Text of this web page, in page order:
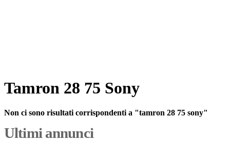
Tamron 28 75 Sony
Non ci sono risultati corrispondenti a "tamron 28 75 sony"
Ultimi annunci